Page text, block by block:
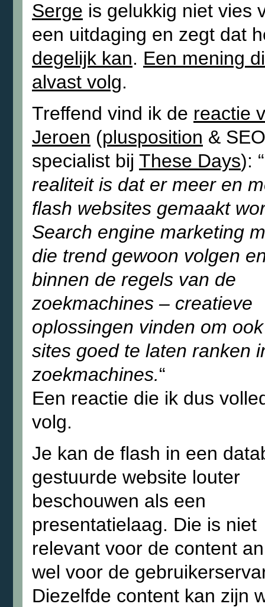
Serge is gelukkig niet vies
een uitdaging en zegt dat
degelijk kan. Een mening
alvast volg.
Treffend vind ik de reactie
Jeroen (plusposition &
specialist bij These Days): “
realiteit is dat er meer en
flash websites gemaakt
Search engine marketing
die trend gewoon volgen
binnen de regels van de
zoekmachines – creatieve
oplossingen vinden om
sites goed te laten ranken
zoekmachines.“
Een reactie die ik dus
volg.
Je kan de flash in een
gestuurde website louter
beschouwen als een
presentatielaag. Die is niet
relevant voor de content
wel voor de
Diezelfde content kan zijn